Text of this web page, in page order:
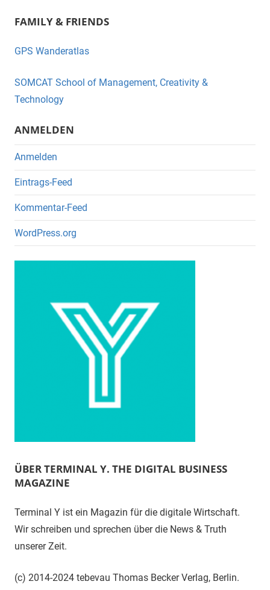
c
e
o
o
k
tt
er
FAMILY & FRIENDS
GPS Wanderatlas
SOMCAT School of Management, Creativity &
Technology
ANMELDEN
Anmelden
Eintrags-Feed
Kommentar-Feed
WordPress.org
ÜBER TERMINAL Y. THE DIGITAL BUSINESS
MAGAZINE
Terminal Y ist ein Magazin für die digitale Wirtschaft.
Wir schreiben und sprechen über die News & Truth
unserer Zeit.
(c) 2014-2024 tebevau Thomas Becker Verlag, Berlin.